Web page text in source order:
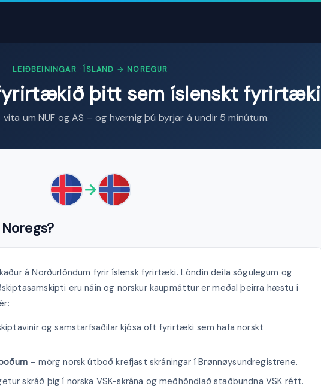
LEIÐBEININGAR · ÍSLAND → NOREGUR
þitt sem íslenskt fyrirtæki
um NUF og AS – og hvernig þú byrjar á undir 5 mínútum.
→
á Norðurlöndum fyrir íslensk fyrirtæki. Löndin deila sögulegum og
eru náin og norskur kaupmáttur er meðal þeirra hæstu í
og samstarfsaðilar kjósa oft fyrirtæki sem hafa norskt
– mörg norsk útboð krefjast skráningar í Brønnøysundregistrene.
skráð þig í norska VSK-skrána og meðhöndlað staðbundna VSK rétt.